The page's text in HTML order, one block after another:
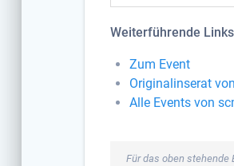
Weiterführende Links
Zum Event
Originalinserat
Alle Events von
Für das oben stehende